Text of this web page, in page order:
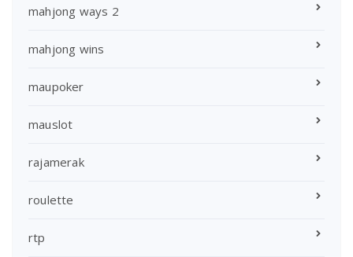
mahjong ways 2
mahjong wins
maupoker
mauslot
rajamerak
roulette
rtp